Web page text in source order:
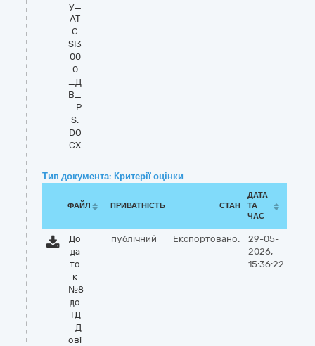
у_
АТ
С
SI3
00
0
_Д
В_
_P
S.
DO
CX
Тип документа: Критерії оцінки
ФАЙЛ ПРИВАТНІСТЬ СТАН
ДАТА
ТА
ЧАС
До
да
то
к
№8
до
ТД
- Д
ові
публічний Експортовано:
29-05-
2026,
15:36:22